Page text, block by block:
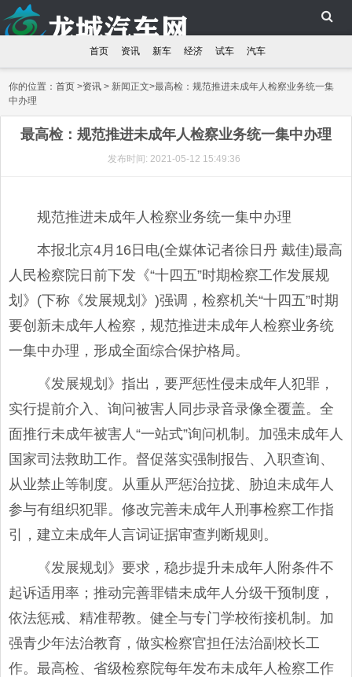
首页 资讯 新车 经济 试车 汽车
你的位置：首页 >资讯 > 新闻正文>最高检：规范推进未成年人检察业务统一集
中办理
最高检：规范推进未成年人检察业务统一集中办理
发布时间: 2021-05-12 15:49:36
规范推进未成年人检察业务统一集中办理
本报北京4月16日电(全媒体记者徐日丹 戴佳)最高
人民检察院日前下发《“十四五”时期检察工作发展规
划》(下称《发展规划》)强调，检察机关“十四五”时期
要创新未成年人检察，规范推进未成年人检察业务统
一集中办理，形成全面综合保护格局。
《发展规划》指出，要严惩性侵未成年人犯罪，
实行提前介入、询问被害人同步录音录像全覆盖。全
面推行未成年被害人“一站式”询问机制。加强未成年人
国家司法救助工作。督促落实强制报告、入职查询、
从业禁止等制度。从重从严惩治拉拢、胁迫未成年人
参与有组织犯罪。修改完善未成年人刑事检察工作指
引，建立未成年人言词证据审查判断规则。
《发展规划》要求，稳步提升未成年人附条件不
起诉适用率；推动完善罪错未成年人分级干预制度，
依法惩戒、精准帮教。健全与专门学校衔接机制。加
强青少年法治教育，做实检察官担任法治副校长工
作。最高检、省级检察院每年发布未成年人检察工作